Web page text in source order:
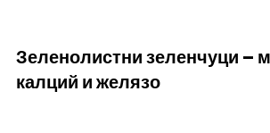
Зеленолистни зеленчуци –
калций и желязо